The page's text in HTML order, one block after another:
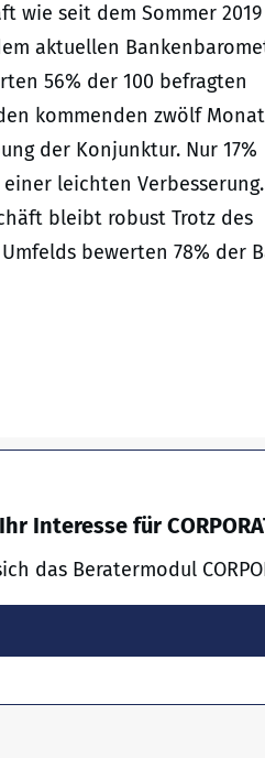
wie seit dem Sommer
aktuellen
56% der 100 befragten
kommenden zwölf
der Konjunktur. Nur 17%
leichten Verbesserung.
bleibt robust Trotz des
bewerten 78% der
Interesse für
das Beratermodul